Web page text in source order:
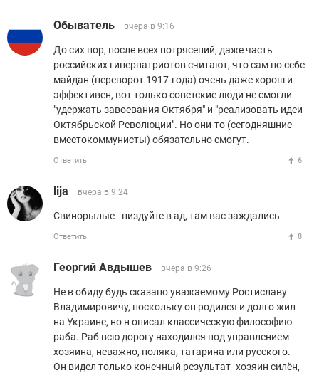
Обыватель вчера в 9:16
До сих пор, после всех потрясений, даже часть
российских гиперпатриотов считают, что сам по себе
майдан (переворот 1917-года) очень даже хорош и
эффективен, вот только советские люди не смогли
"удержать завоевания Октября" и "реализовать идеи
Октябрьской Революции". Но они-то (сегодняшние
вместокоммунисты) обязательно смогут.
Ответить 6
lija вчера в 9:24
Свинорылые - пиздуйте в ад, там вас заждались
Ответить 8
Георгий Авдышев вчера в 9:26
Не в обиду будь сказано уважаемому Ростиславу
Владимировичу, поскольку он родился и долго жил
на Украине, но н описал классическую философию
раба. Раб всю дорогу находился под управлением
хозяина, неважно, поляка, татарина или русского.
Он видел только конечный результат- хозяин силён,